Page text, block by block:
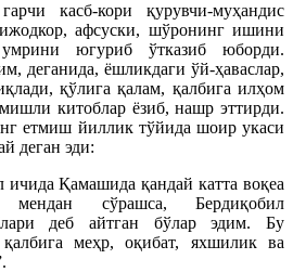
касб-кори қурувчи-муҳандис
ижодкор, афсуски, шўронинг ишини
югуриб ўтказиб юборди.
деганида, ёшликдаги ўй-ҳаваслар,
қўлига қалам, қалбига илҳом
китоблар ёзиб, нашр эттирди.
етмиш йиллик тўйида шоир укаси
деган эди:
Қамашида қандай катта воқеа
сўрашса, Бердиқобил
деб айтган бўлар эдим. Бу
меҳр, оқибат, яхшилик ва